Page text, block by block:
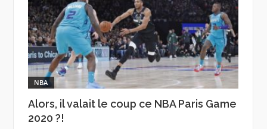
NBA
Alors, il valait le coup ce NBA Paris Game
2020 ?!